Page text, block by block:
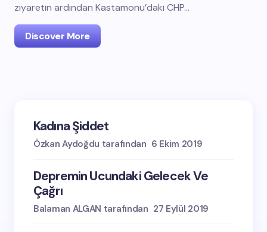
ziyaretin ardından Kastamonu’daki CHP…
Discover More
Kadına Şiddet
Özkan Aydoğdu tarafından 6 Ekim 2019
Depremin Ucundaki Gelecek Ve
Çağrı
Balaman ALGAN tarafından 27 Eylül 2019